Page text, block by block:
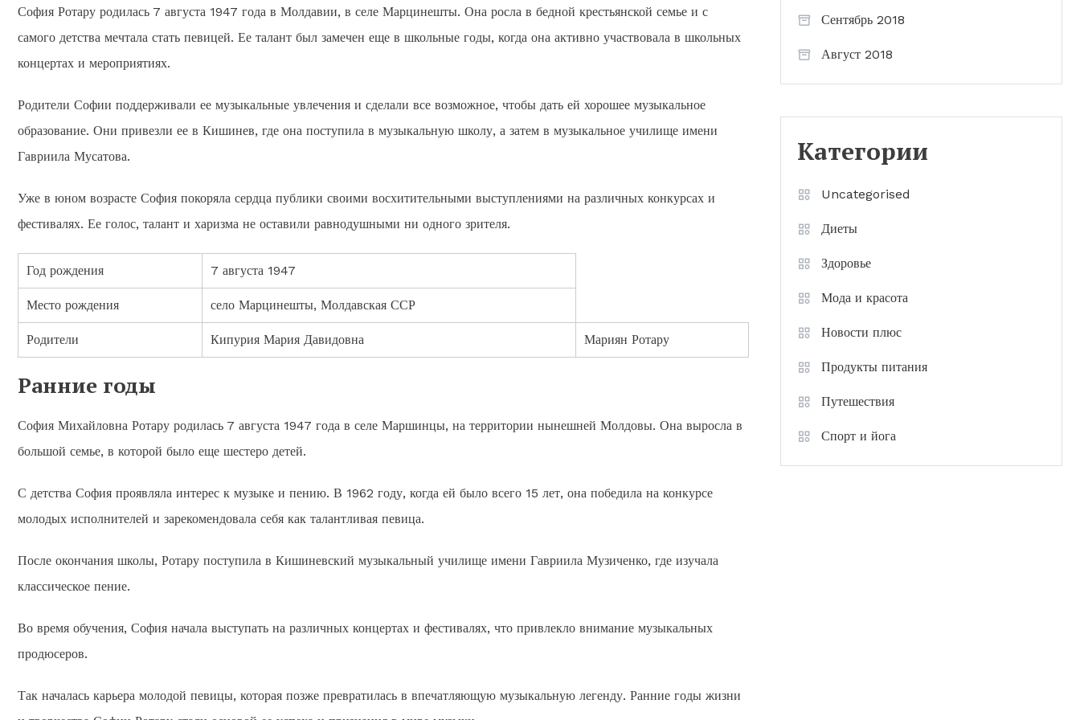
София Ротару родилась 7 августа 1947 года в Молдавии, в селе Марцинешты. Она росла в бедной крестьянской семье и с
самого детства мечтала стать певицей. Ее талант был замечен еще в школьные годы, когда она активно участвовала в школьных
концертах и мероприятиях.
Родители Софии поддерживали ее музыкальные увлечения и сделали все возможное, чтобы дать ей хорошее музыкальное
образование. Они привезли ее в Кишинев, где она поступила в музыкальную школу, а затем в музыкальное училище имени
Гавриила Мусатова.
Уже в юном возрасте София покоряла сердца публики своими восхитительными выступлениями на различных конкурсах и
фестивалях. Ее голос, талант и харизма не оставили равнодушными ни одного зрителя.
Год рождения 7 августа 1947
Место рождения село Марцинешты, Молдавская ССР
Родители Кипурия Мария Давидовна Мариян Ротару
Ранние годы
София Михайловна Ротару родилась 7 августа 1947 года в селе Маршинцы, на территории нынешней Молдовы. Она выросла в
большой семье, в которой было еще шестеро детей.
С детства София проявляла интерес к музыке и пению. В 1962 году, когда ей было всего 15 лет, она победила на конкурсе
молодых исполнителей и зарекомендовала себя как талантливая певица.
После окончания школы, Ротару поступила в Кишиневский музыкальный училище имени Гавриила Музиченко, где изучала
классическое пение.
Во время обучения, София начала выступать на различных концертах и фестивалях, что привлекло внимание музыкальных
продюсеров.
Так началась карьера молодой певицы, которая позже превратилась в впечатляющую музыкальную легенду. Ранние годы жизни
Сентябрь 2018
Август 2018
Категории
Uncategorised
Диеты
Здоровье
Мода и красота
Новости плюс
Продукты питания
Путешествия
Спорт и йога